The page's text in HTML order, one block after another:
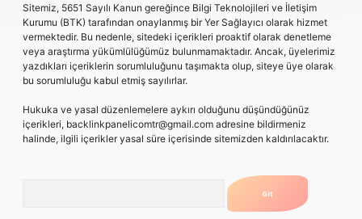
Sitemiz, 5651 Sayılı Kanun gereğince Bilgi Teknolojileri ve İletişim
Kurumu (BTK) tarafından onaylanmış bir Yer Sağlayıcı olarak hizmet
vermektedir. Bu nedenle, sitedeki içerikleri proaktif olarak denetleme
veya araştırma yükümlülüğümüz bulunmamaktadır. Ancak, üyelerimiz
yazdıkları içeriklerin sorumluluğunu taşımakta olup, siteye üye olarak
bu sorumluluğu kabul etmiş sayılırlar.
Hukuka ve yasal düzenlemelere aykırı olduğunu düşündüğünüz
içerikleri, backlinkpanelicomtr@gmail.com adresine bildirmeniz
halinde, ilgili içerikler yasal süre içerisinde sitemizden kaldırılacaktır.